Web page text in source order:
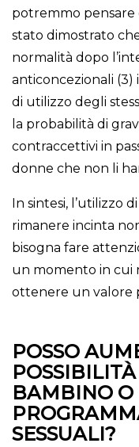
potremmo pensare
stato dimostrato
normalità dopo
anticoncezionali
di utilizzo degli
la probabilità di
contraccettivi in
donne che non li
In sintesi, l’utilizzo
rimanere incinta
bisogna fare
un momento in cui
ottenere un valore
POSSO
BAMBINO
SESSUALI?